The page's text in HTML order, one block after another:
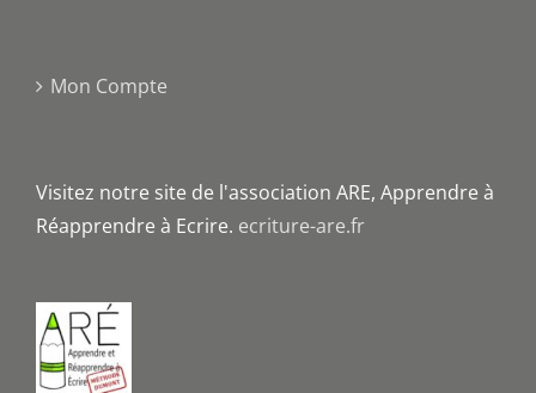
Mon Compte
Visitez notre site de l'association ARE, Apprendre à
Réapprendre à Ecrire. ecriture-are.fr